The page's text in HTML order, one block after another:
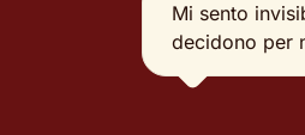
Mi sento
decidono per